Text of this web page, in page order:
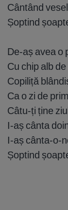
Cântând
Șoptind
De-aș avea o
Cu chip alb
Copiliță
Ca o zi de
Câtu-ți ține
I-aș cânta
I-aș cânta-o-
Șoptind